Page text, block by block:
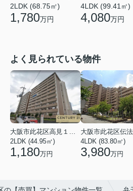
2LDK (68.75㎡)
1,780万円
4LDK (99.41㎡)
4,080万円
よく見られている物件
2LDK (44.95㎡)
1,180万円
4LDK (83.80㎡)
3,980万円